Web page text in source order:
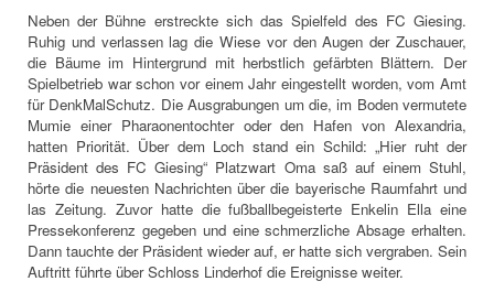
Neben der Bühne erstreckte sich das Spielfeld des FC Giesing.
Ruhig und verlassen lag die Wiese vor den Augen der Zuschauer,
die Bäume im Hintergrund mit herbstlich gefärbten Blättern. Der
Spielbetrieb war schon vor einem Jahr eingestellt worden, vom Amt
für DenkMalSchutz. Die Ausgrabungen um die, im Boden vermutete
Mumie einer Pharaonentochter oder den Hafen von Alexandria,
hatten Priorität. Über dem Loch stand ein Schild: „Hier ruht der
Präsident des FC Giesing“ Platzwart Oma saß auf einem Stuhl,
hörte die neuesten Nachrichten über die bayerische Raumfahrt und
las Zeitung. Zuvor hatte die fußballbegeisterte Enkelin Ella eine
Pressekonferenz gegeben und eine schmerzliche Absage erhalten.
Dann tauchte der Präsident wieder auf, er hatte sich vergraben. Sein
Auftritt führte über Schloss Linderhof die Ereignisse weiter.